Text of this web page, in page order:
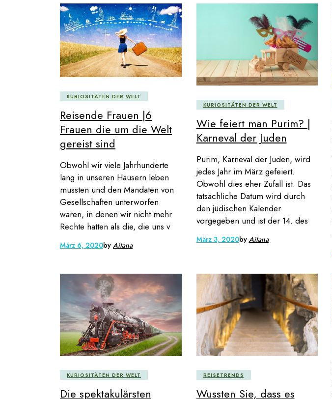
KURIOSITÄTEN DER WELT
Reisende Frauen |6
Frauen die um die Welt
gereist sind
Obwohl wir viele Jahrhunderte
lang in unseren Häusern leben
mussten und den Mandaten von
Gesellschaften unterworfen
waren, in denen wir nicht mehr
Rechte hatten als die, die uns v
März 6, 2020by Aitana
KURIOSITÄTEN DER WELT
Wie feiert man Purim? |
Karneval der Juden
Purim, Karneval der Juden, wird
jedes Jahr im März gefeiert.
Obwohl dies eher Zufall ist. Das
tatsächliche Datum wird durch
den jüdischen Kalender
vorgegeben und ist der 14. des
März 3, 2020by Aitana
KURIOSITÄTEN DER WELT
Die spektakulärsten
REISETRENDS
Wussten Sie, dass es